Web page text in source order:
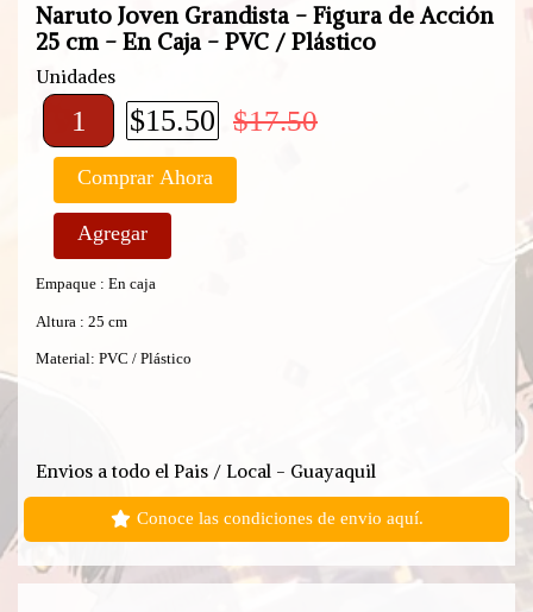
Naruto Joven Grandista - Figura de Acción
25 cm - En Caja - PVC / Plástico
Unidades
$15.50 $17.50
Comprar Ahora
Agregar
Empaque : En caja
Altura : 25 cm
Material: PVC / Plástico
Envios a todo el Pais / Local - Guayaquil
Conoce las condiciones de envio aquí.